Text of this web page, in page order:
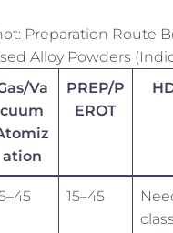
Preparation Route
Alloy Powders
Va
cuum
ation
PREP/P
EROT
15–45